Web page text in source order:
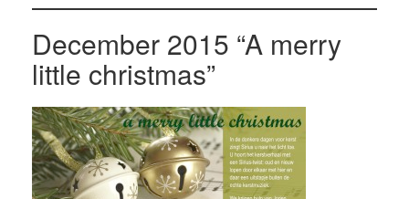
December 2015 “A merry
little christmas”